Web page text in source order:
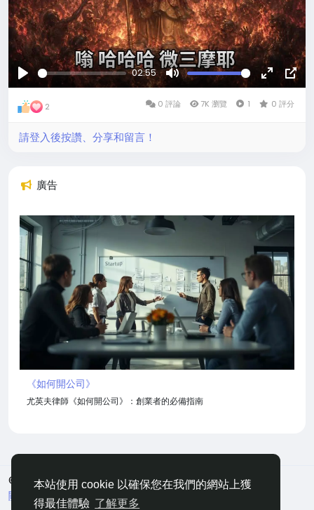
本站使用 cookie 以確保您在我們的網站上獲
得最佳體驗 了解更多
玩
02:55
沉
默
全
螢
畫
中
2 0 評論 7K 瀏覽 1 0 評分
請登入後按讚、分享和留言！
廣告
《如何開公司》
尤英夫律師《如何開公司》：創業者的必備指南
© 2026 嘀咕
中文
關於
條款 隱私 聯絡 網站地圖